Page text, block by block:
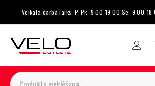
Veikala darba laiks: P-Pk: 9:00-19:00 Se: 9:00-